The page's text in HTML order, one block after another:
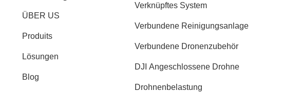
ÜBER US
Produits
Lösungen
Blog
Verknüpftes System
Verbundene Reinigungsanlage
Verbundene Dronenzubehör
DJI Angeschlossene Drohne
Drohnenbelastung